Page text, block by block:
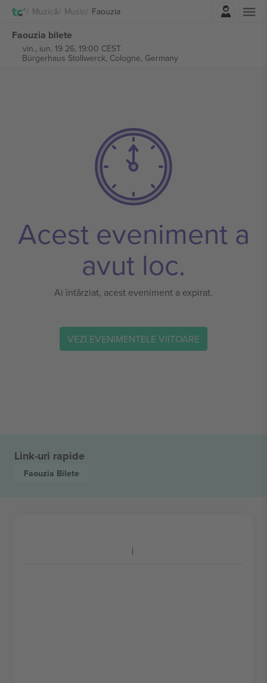
Muzică Music Faouzia
Faouzia bilete
vin., iun. 19 26, 19:00 CEST
Bürgerhaus Stollwerck, Cologne, Germany
Acest eveniment a
avut loc.
Ai întârziat, acest eveniment a expirat.
VEZI EVENIMENTELE VIITOARE
Link-uri rapide
Faouzia Bilete